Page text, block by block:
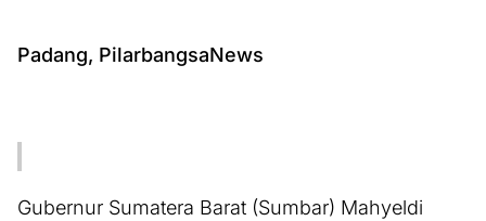
Padang, PilarbangsaNews
Gubernur Sumatera Barat (Sumbar) Mahyeldi